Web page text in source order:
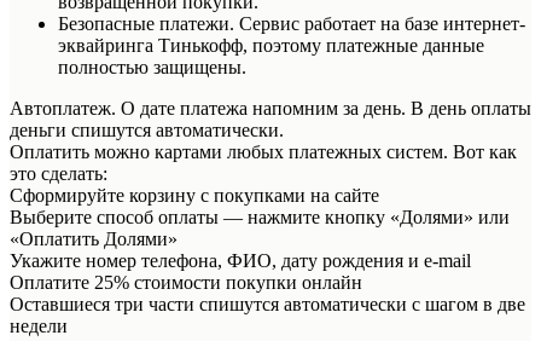
Безопасные платежи. Сервис работает на базе интернет-
эквайринга Тинькофф, поэтому платежные данные
полностью защищены.
Автоплатеж. О дате платежа напомним за день. В день оплаты
деньги спишутся автоматически.
Оплатить можно картами любых платежных систем. Вот как
это сделать:
Сформируйте корзину с покупками на сайте
Выберите способ оплаты — нажмите кнопку «Долями» или
«Оплатить Долями»
Укажите номер телефона, ФИО, дату рождения и e-mail
Оплатите 25% стоимости покупки онлайн
Оставшиеся три части спишутся автоматически с шагом в две
недели